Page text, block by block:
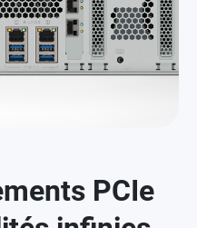
PCIe